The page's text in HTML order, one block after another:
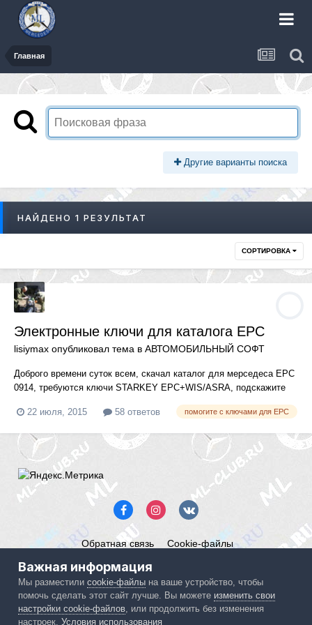
Главная
Другие варианты поиска
НАЙДЕНО 1 РЕЗУЛЬТАТ
СОРТИРОВКА
Электронные ключи для каталога EPC
lisiymax опубликовал тема в АВТОМОБИЛЬНЫЙ СОФТ
Доброго времени суток всем, скачал каталог для мерседеса EPC
0914, требуются ключи STARKEY EPC+WIS/ASRA, подскажите
22 июля, 2015
58 ответов помогите с ключами для EPC
Обратная связь Cookie-файлы
Powered by Invision Community
Важная информация
Мы разместилиcookie-файлы на ваше устройство, чтобы
помочь сделать этот сайт лучше. Вы можете изменить свои
настройки cookie-файлов , или продолжить без изменения
настроек.Условия использования
IPS spam blocked by CleanTalk.